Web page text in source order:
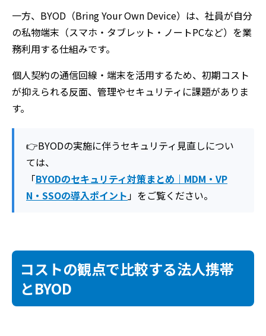
一方、BYOD（Bring Your Own Device）は、社員が自分
の私物端末（スマホ・タブレット・ノートPCなど）を業
務利用する仕組みです。
個人契約の通信回線・端末を活用するため、初期コスト
が抑えられる反面、管理やセキュリティに課題がありま
す。
👉BYODの実施に伴うセキュリティ見直しについ
ては、
「BYODのセキュリティ対策まとめ｜MDM・VP
N・SSOの導入ポイント」をご覧ください。
コストの観点で比較する法人携帯
とBYOD